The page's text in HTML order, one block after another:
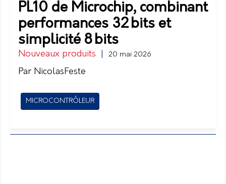
PL10 de Microchip, combinant
performances 32 bits et
simplicité 8 bits
Nouveaux produits 20 mai 2026
Par NicolasFeste
MICROCONTRÔLEUR